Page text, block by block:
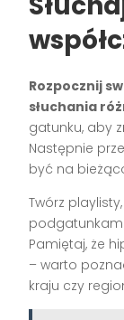
Rozpocznij
słuchania
gatunku, aby
Następnie
być na
Twórz
Pamiętaj, że
– warto
kraju czy